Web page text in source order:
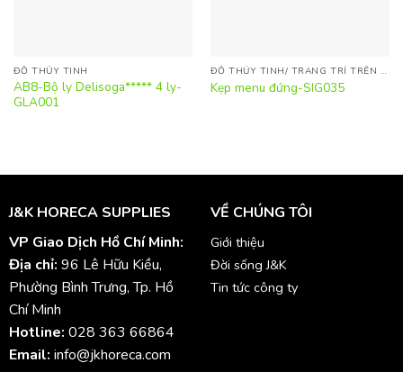
ĐỒ THỦY TINH
AB8-Bộ ly Delisoga***** 4 ly-
GLA001
ĐỒ THỦY TINH/ TRANG TRÍ TRÊN BÀN
Kẹp menu đứng-SIG035
J&K HORECA SUPPLIES
VP Giao Dịch Hồ Chí Minh:
Địa chỉ: 96 Lê Hữu Kiều,
Phường Bình Trưng, Tp. Hồ
Chí Minh
Hotline: 028 363 66864
Email: info@jkhoreca.com
VỀ CHÚNG TÔI
Giới thiệu
Đời sống J&K
Tin tức công ty